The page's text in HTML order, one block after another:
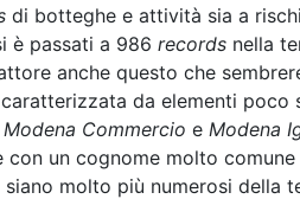
di botteghe e attività sia a
è passati a 986 records nella
anche questo che
da elementi poco
Modena Commercio e Modena
un cognome molto comune
molto più numerosi della